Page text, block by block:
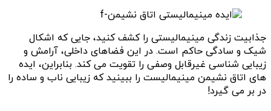
جذابیت زندگی مینیمالیستی را کشف کنید، جایی که اشکال
شیک و سادگی حاکم است. در این فضاهای داخلی، آرامش و
زیبایی شناسی غیرقابل وصفی را تقویت می کند. بنابراین، ایده
های اتاق نشیمن مینیمالیست را ببینید که زیبایی ناب و ساده را
در بر می گیرد!